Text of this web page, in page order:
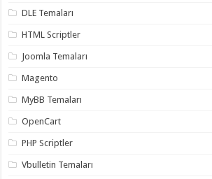
DLE Temaları
HTML Scriptler
Joomla Temaları
Magento
MyBB Temaları
OpenCart
PHP Scriptler
Vbulletin Temaları